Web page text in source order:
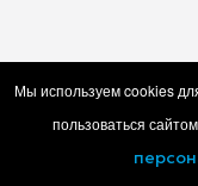
Каталог
Мы используем cookies
пользоваться